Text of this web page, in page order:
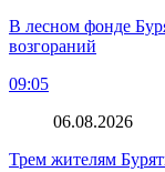
В лесном фонде
возгораний
09:05
06.08.2026
Трем жителям